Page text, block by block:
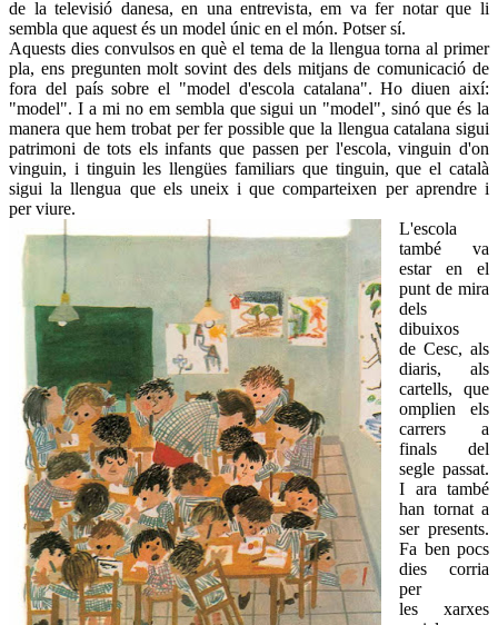
de la televisió danesa, en una entrevista, em va fer notar que li
sembla que aquest és un model únic en el món. Potser sí.
Aquests dies convulsos en què el tema de la llengua torna al primer
pla, ens pregunten molt sovint des dels mitjans de comunicació de
fora del país sobre el "model d'escola catalana". Ho diuen així:
"model". I a mi no em sembla que sigui un "model", sinó que és la
manera que hem trobat per fer possible que la llengua catalana sigui
patrimoni de tots els infants que passen per l'escola, vinguin d'on
vinguin, i tinguin les llengües familiars que tinguin, que el català
sigui la llengua que els uneix i que comparteixen per aprendre i
per viure.
L'escola
també va
estar en el
punt de mira
dels
dibuixos
de Cesc, als
diaris, als
cartells, que
omplien els
carrers a
finals del
segle passat.
I ara també
han tornat a
ser presents.
Fa ben pocs
dies corria
per
les xarxes